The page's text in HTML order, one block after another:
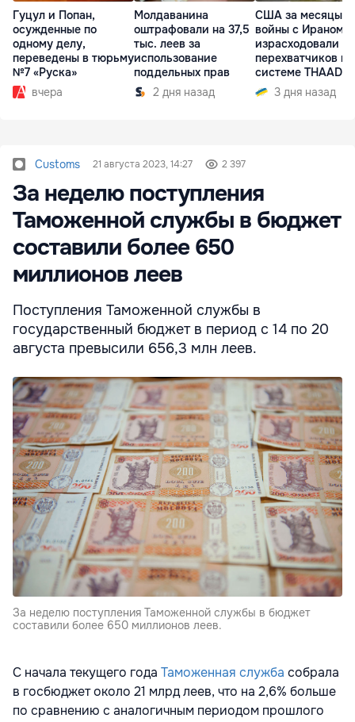
Гуцул и Попан,
осужденные по
одному делу,
переведены в тюрьму
№7 «Руска»
вчера
Молдаванина
оштрафовали на 37,5
тыс. леев за
использование
поддельных прав
2 дня назад
США за месяцы
войны с Ираном
израсходовали
перехватчиков к
системе THAAD
3 дня назад
Customs 21 августа 2023, 14:27 2 397
За неделю поступления
Таможенной службы в бюджет
составили более 650
миллионов леев
Поступления Таможенной службы в
государственный бюджет в период с 14 по 20
августа превысили 656,3 млн леев.
За неделю поступления Таможенной службы в бюджет
составили более 650 миллионов леев.
С начала текущего года Таможенная служба собрала
в госбюджет около 21 млрд леев, что на 2,6% больше
по сравнению с аналогичным периодом прошлого